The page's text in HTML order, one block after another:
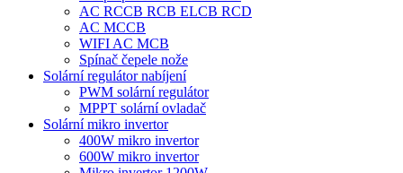
AC RCCB RCB ELCB RCD
AC MCCB
WIFI AC MCB
Spínač čepele nože
Solární regulátor nabíjení
PWM solární regulátor
MPPT solární ovladač
Solární mikro invertor
400W mikro invertor
600W mikro invertor